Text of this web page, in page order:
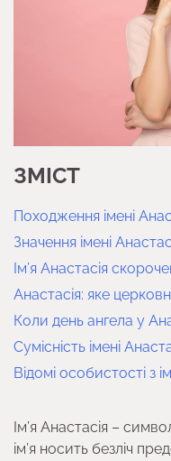
ЗМІСТ
Походження імені
Значення імені
Ім’я Анастасія
Анастасія: яке
Коли день ангела у
Сумісність імені
Відомі особистості з
Ім’я Анастасія –
ім’я носить безліч